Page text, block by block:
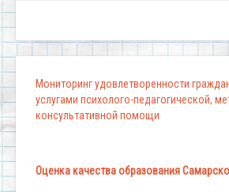
Мониторинг удовлетворенности
услугами психолого-педагогической,
консультативной помощи
Оценка качества образования